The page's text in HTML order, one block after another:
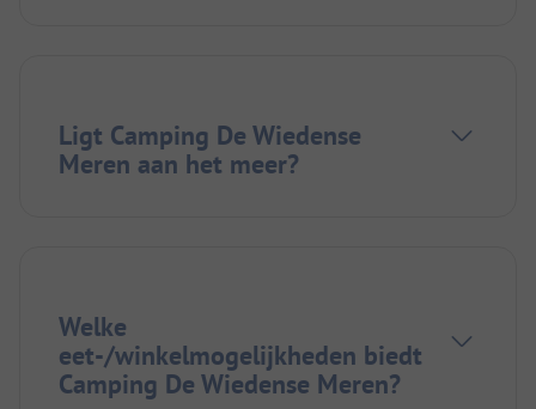
Ligt Camping De Wiedense
Meren aan het meer?
Welke
eet-/winkelmogelijkheden biedt
Camping De Wiedense Meren?